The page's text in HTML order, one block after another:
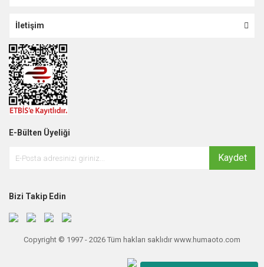
İletişim
E-Bülten Üyeliği
Kaydet
Bizi Takip Edin
Copyright © 1997 - 2026 Tüm hakları saklıdır www.humaoto.com